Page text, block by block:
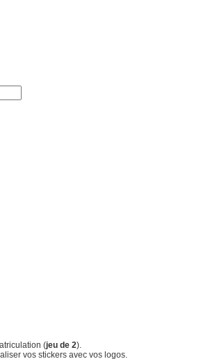
(jeu de 2).
vos stickers avec vos logos.